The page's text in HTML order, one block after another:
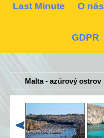
Last Minute O nás
GDPR
Malta - azúrový ostrov